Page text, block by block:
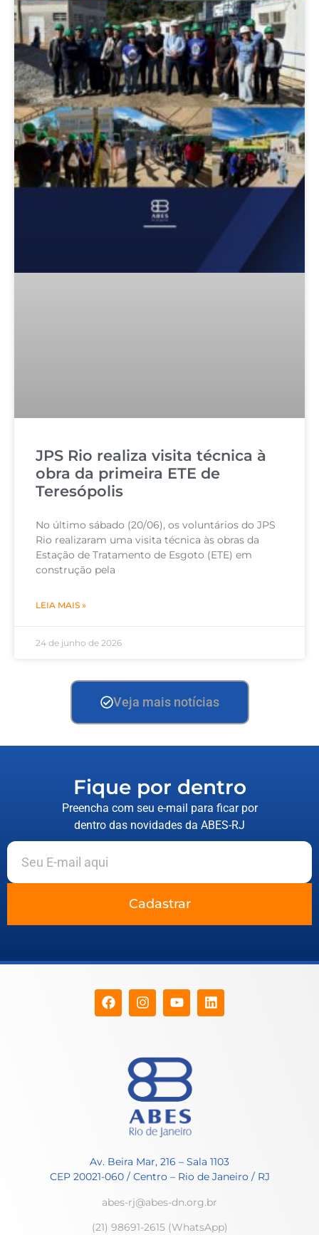
JPS Rio realiza visita técnica à
obra da primeira ETE de
Teresópolis
No último sábado (20/06), os voluntários do JPS
Rio realizaram uma visita técnica às obras da
Estação de Tratamento de Esgoto (ETE) em
construção pela
LEIA MAIS »
24 de junho de 2026
Veja mais notícias
Fique por dentro
Preencha com seu e-mail para ficar por
dentro das novidades da ABES-RJ
Cadastrar
Av. Beira Mar, 216 – Sala 1103
CEP 20021-060 / Centro – Rio de Janeiro / RJ
abes-rj@abes-dn.org.br
(21) 98691-2615 (WhatsApp)